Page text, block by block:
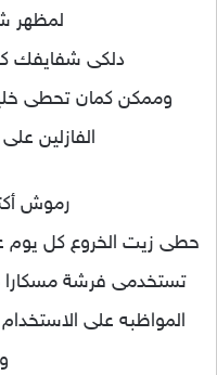
لمظهر
دلكى شفايفك
وممكن كمان تحطى
الفازلين
رموش
حطى زيت الخروع كل
تستخدمى فرشة
المواظبه على